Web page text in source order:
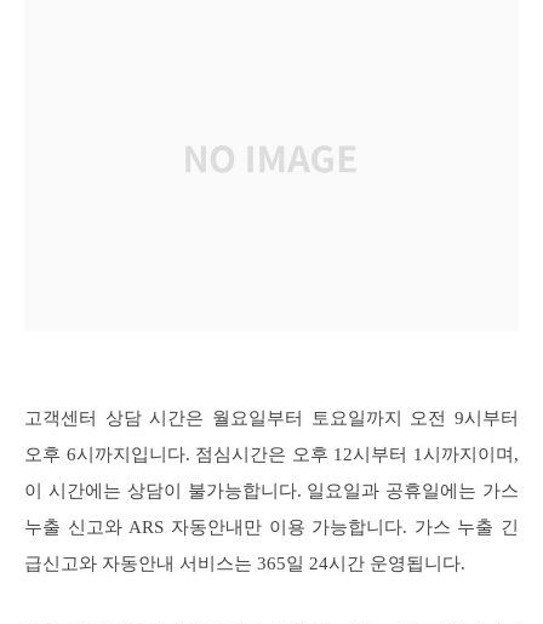
고객센터 상담 시간은 월요일부터 토요일까지 오전 9시부터
오후 6시까지입니다. 점심시간은 오후 12시부터 1시까지이며,
이 시간에는 상담이 불가능합니다. 일요일과 공휴일에는 가스
누출 신고와 ARS 자동안내만 이용 가능합니다. 가스 누출 긴
급신고와 자동안내 서비스는 365일 24시간 운영됩니다.